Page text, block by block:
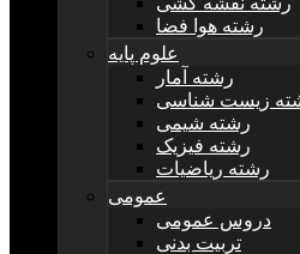
رشته هوا فضا
علوم پایه
رشته آمار
زیست شناسی
رشته شیمی
رشته فیزیک
رشته ریاضیات
عمومی
دروس عمومی
تربیت بدنی